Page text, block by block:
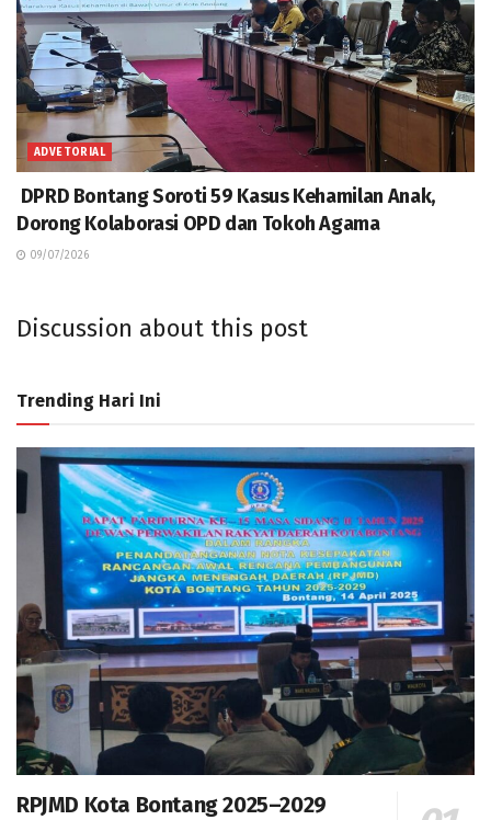
ADVETORIAL
DPRD Bontang Soroti 59 Kasus Kehamilan Anak,
Dorong Kolaborasi OPD dan Tokoh Agama
09/07/2026
Discussion about this post
Trending Hari Ini
RPJMD Kota Bontang 2025–2029